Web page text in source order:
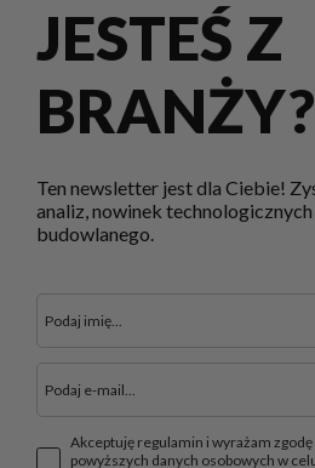
JESTEŚ Z
BRANŻY?
Ten newsletter jest dla Ciebie!
analiz, nowinek
budowlanego.
Akceptuję regulamin i wyrażam
powyższych danych osobowych w